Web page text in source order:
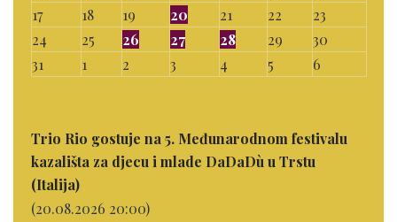
17
18 19 20 21 22
23
24
25 26 27 28 29
30
31
1 2 3 4 5 6
Trio Rio gostuje na 5. Međunarodnom festivalu
kazališta za djecu i mlade DaDaDù u Trstu
(Italija)
(20.08.2026 20:00)